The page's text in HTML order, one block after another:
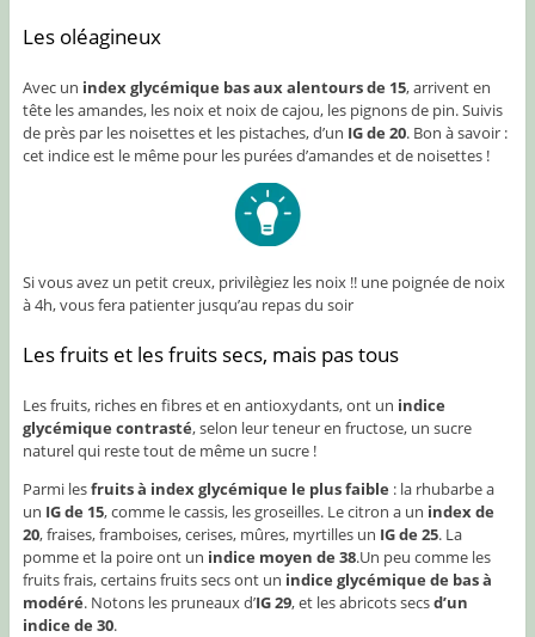
Les oléagineux
Avec un index glycémique bas aux alentours de 15, arrivent en
tête les amandes, les noix et noix de cajou, les pignons de pin. Suivis
de près par les noisettes et les pistaches, d’un IG de 20. Bon à savoir :
cet indice est le même pour les purées d’amandes et de noisettes !
Si vous avez un petit creux, privilègiez les noix !! une poignée de noix
à 4h, vous fera patienter jusqu’au repas du soir
Les fruits et les fruits secs, mais pas tous
Les fruits, riches en fibres et en antioxydants, ont un indice
glycémique contrasté, selon leur teneur en fructose, un sucre
naturel qui reste tout de même un sucre !
Parmi lesfruits à index glycémique le plus faible : la rhubarbe a
un IG de 15, comme le cassis, les groseilles. Le citron a un index de
20, fraises, framboises, cerises, mûres, myrtilles un IG de 25. La
pomme et la poire ont un indice moyen de 38.Un peu comme les
fruits frais, certains fruits secs ont un indice glycémique de bas à
modéré. Notons les pruneaux d’IG 29, et les abricots secsd’un
indice de 30.